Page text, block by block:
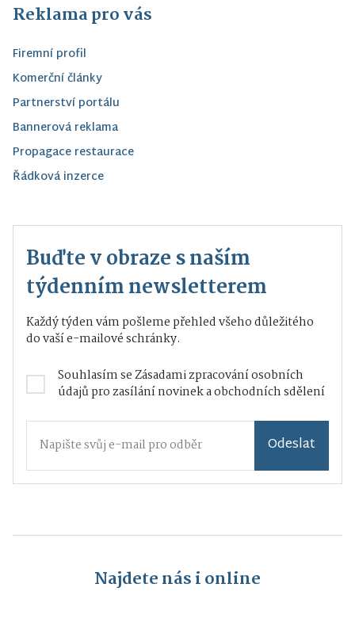
Reklama pro vás
Firemní profil
Komerční články
Partnerství portálu
Bannerová reklama
Propagace restaurace
Řádková inzerce
Buďte v obraze s naším
týdenním newsletterem
Každý týden vám pošleme přehled všeho důležitého
do vaší e-mailové schránky.
Souhlasím seZásadami zpracování osobních
údajůpro zasílání novinek a obchodních sdělení
Odeslat
Najdete nás i online